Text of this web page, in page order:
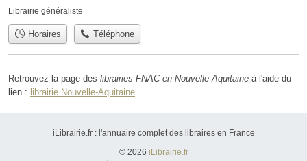
Librairie généraliste
Horaires Téléphone
Retrouvez la page des librairies FNAC en Nouvelle-Aquitaine à l'aide du
lien : librairie Nouvelle-Aquitaine
iLibrairie.fr : l'annuaire complet des libraires en France
© 2026 iLibrairie.fr